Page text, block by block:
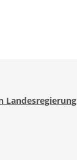
Landesregierung